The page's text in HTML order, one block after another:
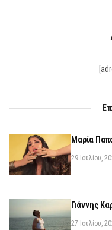
Μαρία
29 Ιουλίου,
Γιάννης
27 Ιουλίου,